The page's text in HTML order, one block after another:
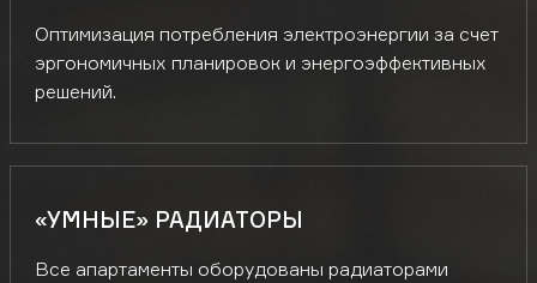
Оптимизация потребления электроэнергии за счет
эргономичных планировок и энергоэффективных
решений.
«УМНЫЕ» РАДИАТОРЫ
Все апартаменты оборудованы радиаторами